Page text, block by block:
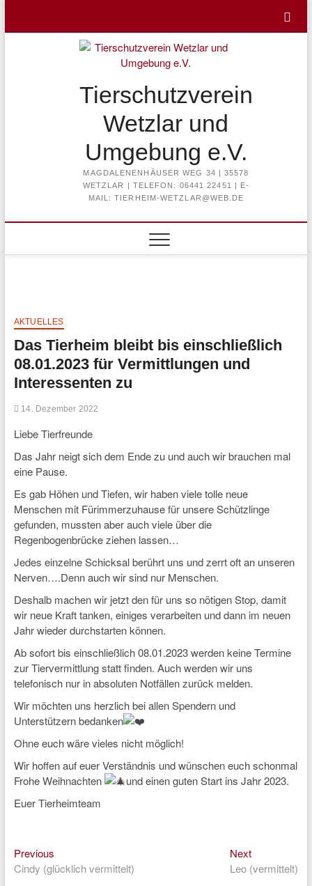
content
Tierschutzverein
Wetzlar und
Umgebung e.V.
MAGDALENENHÄUSER WEG 34 | 35578
WETZLAR | TELEFON: 06441 22451 | E-
MAIL: TIERHEIM-WETZLAR@WEB.DE
AKTUELLES
Das Tierheim bleibt bis einschließlich
08.01.2023 für Vermittlungen und
Interessenten zu
14. Dezember 2022
Liebe Tierfreunde
Das Jahr neigt sich dem Ende zu und auch wir brauchen mal
eine Pause.
Es gab Höhen und Tiefen, wir haben viele tolle neue
Menschen mit Fürimmerzuhause für unsere Schützlinge
gefunden, mussten aber auch viele über die
Regenbogenbrücke ziehen lassen…
Jedes einzelne Schicksal berührt uns und zerrt oft an unseren
Nerven….Denn auch wir sind nur Menschen.
Deshalb machen wir jetzt den für uns so nötigen Stop, damit
wir neue Kraft tanken, einiges verarbeiten und dann im neuen
Jahr wieder durchstarten können.
Ab sofort bis einschließlich 08.01.2023 werden keine Termine
zur Tiervermittlung statt finden. Auch werden wir uns
telefonisch nur in absoluten Notfällen zurück melden.
Wir möchten uns herzlich bei allen Spendern und
Unterstützern bedanken
Ohne euch wäre vieles nicht möglich!
Wir hoffen auf euer Verständnis und wünschen euch schonmal
Frohe Weihnachten
und einen guten Start ins Jahr 2023.
Euer Tierheimteam
Beitragsnavigation
PreviousPrevious
post:
Cindy (glücklich vermittelt)
NextNext
post:
Leo (vermittelt)